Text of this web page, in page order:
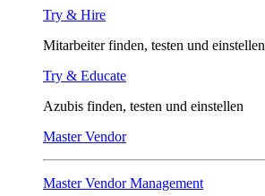
Try & Hire
Mitarbeiter finden, testen und einstellen
Try & Educate
Azubis finden, testen und einstellen
Master Vendor
Master Vendor Management